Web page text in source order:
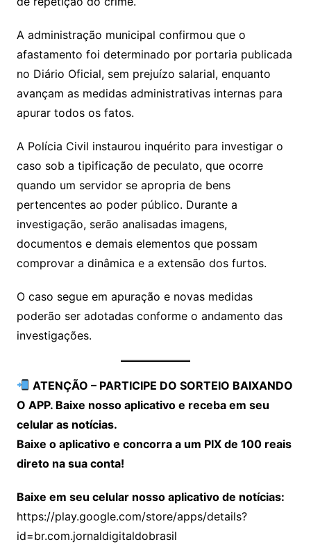
A administração municipal confirmou que o
afastamento foi determinado por portaria publicada
no Diário Oficial, sem prejuízo salarial, enquanto
avançam as medidas administrativas internas para
apurar todos os fatos.
A Polícia Civil instaurou inquérito para investigar o
caso sob a tipificação de peculato, que ocorre
quando um servidor se apropria de bens
pertencentes ao poder público. Durante a
investigação, serão analisadas imagens,
documentos e demais elementos que possam
comprovar a dinâmica e a extensão dos furtos.
O caso segue em apuração e novas medidas
poderão ser adotadas conforme o andamento das
investigações.
ATENÇÃO – PARTICIPE DO SORTEIO BAIXANDO
O APP. Baixe nosso aplicativo e receba em seu
celular as notícias.
Baixe o aplicativo e concorra a um PIX de 100 reais
direto na sua conta!
Baixe em seu celular nosso aplicativo de notícias:
https://play.google.com/store/apps/details?
id=br.com.jornaldigitaldobrasil